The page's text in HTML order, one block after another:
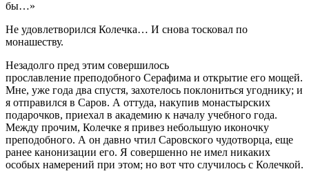
бы…»
Не удовлетворился Колечка… И снова тосковал по
монашеству.
Незадолго пред этим совершилось
прославление преподобного Серафима и открытие его мощей.
Мне, уже года два спустя, захотелось поклониться угоднику; и
я отправился в Саров. А оттуда, накупив монастырских
подарочков, приехал в академию к началу учебного года.
Между прочим, Колечке я привез небольшую иконочку
преподобного. А он давно чтил Саровского чудотворца, еще
ранее канонизации его. Я совершенно не имел никаких
особых намерений при этом; но вот что случилось с Колечкой.